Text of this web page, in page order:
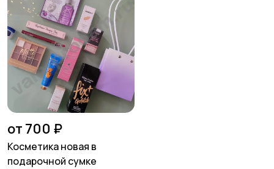
от 700 ₽
Косметика новая в
подарочной сумке